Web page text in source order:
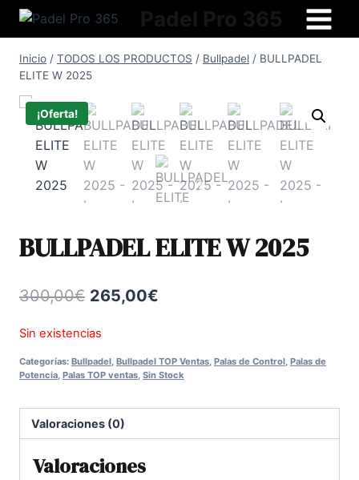
Saltar
Inicio / TODOS LOS PRODUCTOS / Bullpadel / BULLPADEL
ELITE W 2025
¡Oferta!
BULLPADEL ELITE W 2025
300,00€ El
era:
265,00€
es:
Sin existencias
Categorías: Bullpadel Bullpadel TOP Ventas Palas de Control Palas de
Potencia Palas TOP ventas Sin Stock
Valoraciones (0)
Valoraciones